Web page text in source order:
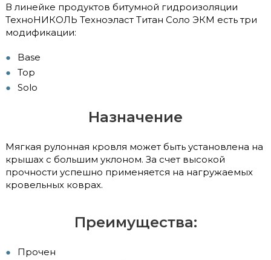
В линейке продуктов битумной гидроизоляции
ТехноНИКОЛЬ Техноэласт Титан Соло ЭКМ есть три
модификации:
Base
Top
Solo
Назначение
Мягкая рулонная кровля может быть установлена на
крышах с большим уклоном. За счет высокой
прочности успешно применяется на нагружаемых
кровельных коврах.
Преимущества:
Прочен